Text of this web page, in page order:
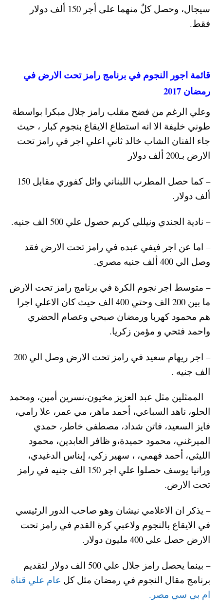
سيجال، وحصل كلٌ منهما على أجر 150 ألف دولار
فقط.
قائمة اجور النجوم في برنامج رامز تحت الارض في
رمضان 2017
وعلي الرغم من فضح مقلب رامز جلال مبكرا بواسطة
طوني خليفة الا انه استطاع الايقاع بنجوم كبار ، حيث
جاء الفنان الشاب خالد ثاني اعلي اجر في رامز تحت
الارض بـ200 ألف دولار
– كما حصل المطرب اللبناني وائل كفوري مقابل 150
ألف دولار.
– نادية الجندي ونيللي كريم حصول علي 500 الف جنيه.
– اما عن اجر فيفي عبده في رامز تحت الارض فقد
وصل الي 400 ألف جنيه مصري.
– متوسط اجر نجوم الكرة في برنامج رامز تحت الارض
ما بين 200 الف وحتي 400 الف حيث كان الاعلي اجرا
هم محمود كهربا ورمضان صبحي وعصام الحضري
واحمد فتحي و مؤمن زكريا.
– اجر ريهام سعيد في رامز تحت الارض وصل الي 200
الف جنيه .
– الممثلين مثل عبد العزيز مخيون،نسرين أمين، ومحمد
الحلو، ناهد السباعي، أحمد ماهر، مي عمر، علا رامي،
فايز السعيد، فاتن شداد، مصطفى خاطر، حمدي
الميرغني، محمود حميدة،و ظافر العابدين، محمود
الليثي، أحمد فهمي، ، سهير زكي، إيناس الدغيدي،
ورانيا يوسف حصلوا علي اجر 150 الف جنيه في رامز
تحت الارض.
– يذكر ان الاعلامي نيشان وهو صاحب الدور الرئيسي
في الايقاع بالنجوم ولاعبي كرة القدم في رامز تحت
الارض حصل علي 400 مليون دولار.
– بينما يحصل رامز جلال علي 500 الف دولار لتقديم
برنامج مقال النجوم في رمضان مثل كل عام علي قناة
ام بي سي مصر.